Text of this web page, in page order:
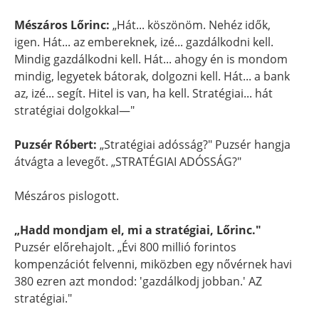
Mészáros Lőrinc: „Hát... köszönöm. Nehéz idők,
igen. Hát... az embereknek, izé... gazdálkodni kell.
Mindig gazdálkodni kell. Hát... ahogy én is mondom
mindig, legyetek bátorak, dolgozni kell. Hát... a bank
az, izé... segít. Hitel is van, ha kell. Stratégiai... hát
stratégiai dolgokkal—"
Puzsér Róbert: „Stratégiai adósság?" Puzsér hangja
átvágta a levegőt. „STRATÉGIAI ADÓSSÁG?"
Mészáros pislogott.
„Hadd mondjam el, mi a stratégiai, Lőrinc."
Puzsér előrehajolt. „Évi 800 millió forintos
kompenzációt felvenni, miközben egy nővérnek havi
380 ezren azt mondod: 'gazdálkodj jobban.' AZ
stratégiai."